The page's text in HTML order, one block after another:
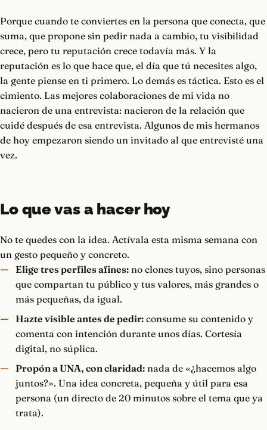
Porque cuando te conviertes en la persona que conecta, que
suma, que propone sin pedir nada a cambio, tu visibilidad
crece, pero tu reputación crece todavía más. Y la
reputación es lo que hace que, el día que tú necesites algo,
la gente piense en ti primero. Lo demás es táctica. Esto es el
cimiento. Las mejores colaboraciones de mi vida no
nacieron de una entrevista: nacieron de la relación que
cuidé después de esa entrevista. Algunos de mis hermanos
de hoy empezaron siendo un invitado al que entrevisté una
vez.
Lo que vas a hacer hoy
No te quedes con la idea. Actívala esta misma semana con
un gesto pequeño y concreto.
Elige tres perfiles afines:no clones tuyos, sino personas
que compartan tu público y tus valores, más grandes o
más pequeñas, da igual.
Hazte visible antes de pedir:consume su contenido y
comenta con intención durante unos días. Cortesía
digital, no súplica.
Propón a UNA, con claridad:nada de «¿hacemos algo
juntos?». Una idea concreta, pequeña y útil para esa
persona (un directo de 20 minutos sobre el tema que ya
trata).